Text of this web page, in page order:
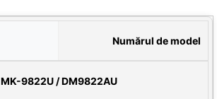
Numărul de model
MK-9822U / DM9822AU